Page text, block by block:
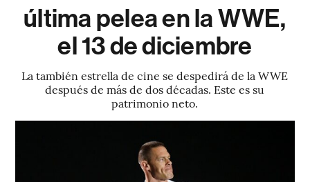
última pelea en la WWE,
el 13 de diciembre
La también estrella de cine se despedirá de la WWE
después de más de dos décadas. Este es su
patrimonio neto.